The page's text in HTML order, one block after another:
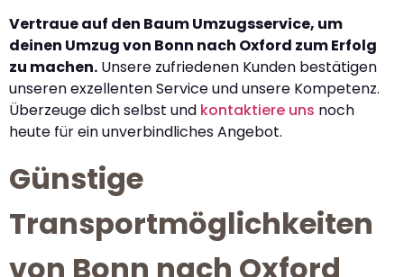
Vertraue auf den Baum Umzugsservice, um
deinen Umzug von Bonn nach Oxford zum Erfolg
zu machen. Unsere zufriedenen Kunden bestätigen
unseren exzellenten Service und unsere Kompetenz.
Überzeuge dich selbst und kontaktiere uns noch
heute für ein unverbindliches Angebot.
Günstige
Transportmöglichkeiten
von Bonn nach Oxford